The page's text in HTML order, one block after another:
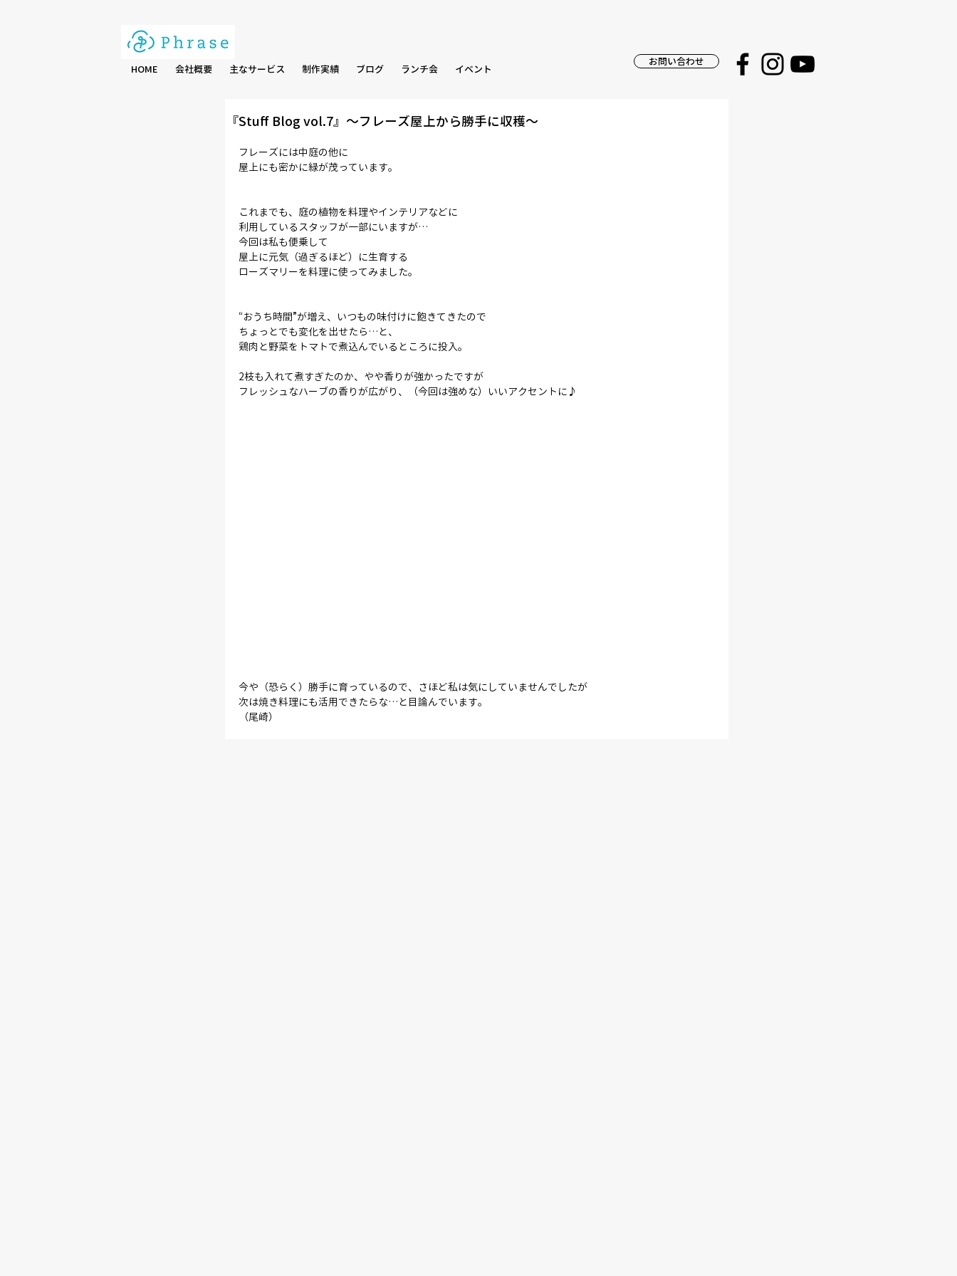
HOME 会社概要 主なサービス 制作実績 ブログ ランチ会 イベント
お問い合わせ
『Stuff Blog vol.7』〜フレーズ屋上から勝手に収穫〜
フレーズには中庭の他に
屋上にも密かに緑が茂っています。
これまでも、庭の植物を料理やインテリアなどに
利用しているスタッフが一部にいますが…
今回は私も便乗して
屋上に元気（過ぎるほど）に生育する
ローズマリーを料理に使ってみました。
“おうち時間”が増え、いつもの味付けに飽きてきたので
ちょっとでも変化を出せたら…と、
鶏肉と野菜をトマトで煮込んでいるところに投入。
2枝も入れて煮すぎたのか、やや香りが強かったですが
フレッシュなハーブの香りが広がり、
（今回は強めな） いいアクセントに♪
今や（恐らく）勝手に育っているので、さほど私は気にしていませんでしたが
次は焼き料理にも活用できたらな…と目論んでいます。
（尾崎）